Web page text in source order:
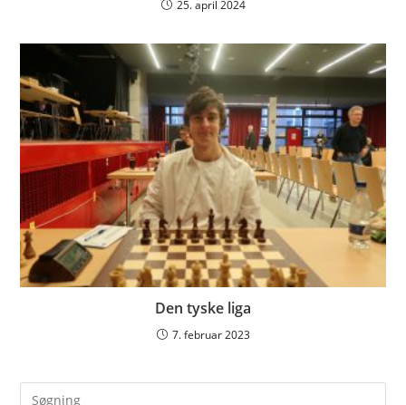
25. april 2024
Den tyske liga
7. februar 2023